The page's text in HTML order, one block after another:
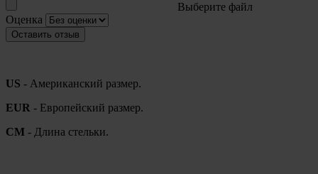
Выберите файл
Оценка
Оставить отзыв
US - Американский размер.
EUR - Европейский размер.
СМ - Длина стельки.